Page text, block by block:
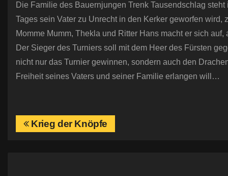
Die Familie des Bauernjungen Trenk Tausendschlag
Tages sein Vater zu Unrecht in den Kerker geworfen
Momme Mumm, Thekla und Ritter Hans macht er sich
Der Sieger des Turniers soll mit dem Heer des Fürsten
nicht nur das Turnier gewinnen, sondern auch den
Freiheit seines Vaters und seiner Familie erlangen will…
BKrieg der Knöpfe